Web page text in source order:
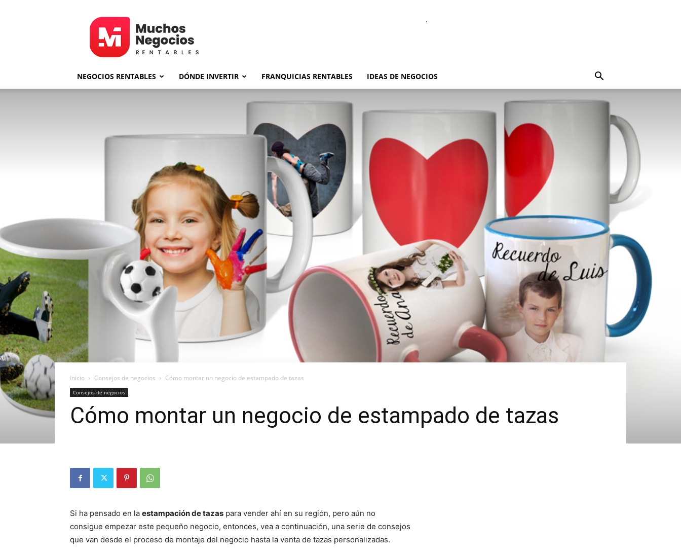
.
NEGOCIOS RENTABLES DÓNDE INVERTIR FRANQUICIAS RENTABLES IDEAS DE NEGOCIOS
Inicio Consejos de negocios Cómo montar un negocio de estampado de tazas
Consejos de negocios
Cómo montar un negocio de estampado de tazas
Si ha pensado en la estampación de tazas para vender ahí en su región, pero aún no
consigue empezar este pequeño negocio, entonces, vea a continuación, una serie de consejos
que van desde el proceso de montaje del negocio hasta la venta de tazas personalizadas.